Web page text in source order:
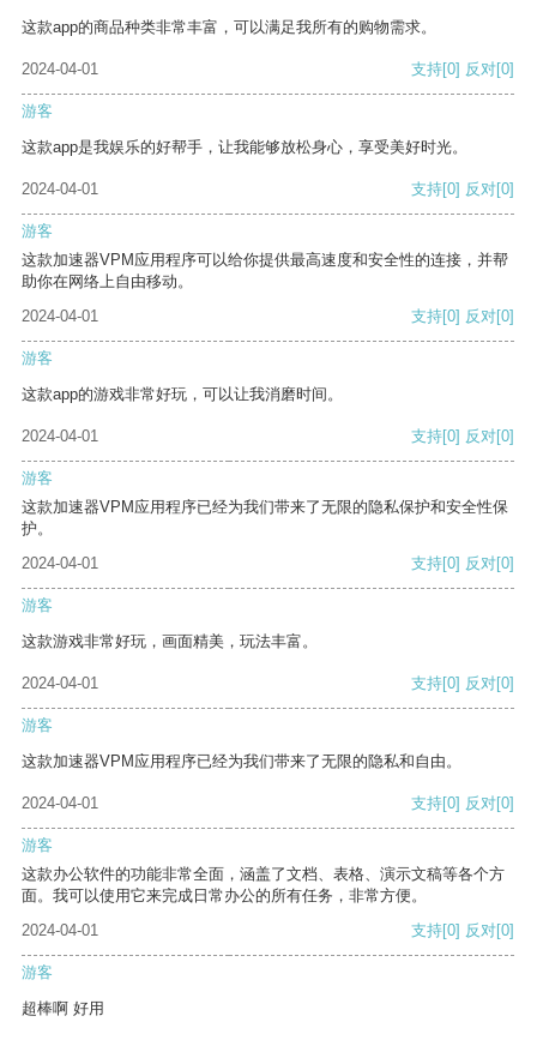
这款app的商品种类非常丰富，可以满足我所有的购物需求。
2024-04-01 支持[0] 反对[0]
游客
这款app是我娱乐的好帮手，让我能够放松身心，享受美好时光。
2024-04-01 支持[0] 反对[0]
游客
这款加速器VPM应用程序可以给你提供最高速度和安全性的连接，并帮
助你在网络上自由移动。
2024-04-01
支持[0] 反对[0]
游客
这款app的游戏非常好玩，可以让我消磨时间。
2024-04-01 支持[0] 反对[0]
游客
这款加速器VPM应用程序已经为我们带来了无限的隐私保护和安全性保
护。
2024-04-01
支持[0] 反对[0]
游客
这款游戏非常好玩，画面精美，玩法丰富。
2024-04-01 支持[0] 反对[0]
游客
这款加速器VPM应用程序已经为我们带来了无限的隐私和自由。
2024-04-01 支持[0] 反对[0]
游客
这款办公软件的功能非常全面，涵盖了文档、表格、演示文稿等各个方
面。我可以使用它来完成日常办公的所有任务，非常方便。
2024-04-01
支持[0] 反对[0]
游客
超棒啊 好用